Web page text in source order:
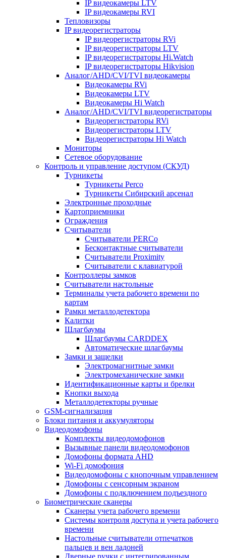
IP видеокамеры LTV
IP видеокамеры RVI
Тепловизоры
IP видеорегистраторы
IP видеорегистраторы RVi
IP видеорегистраторы LTV
IP видеорегистраторы Hi.Watch
IP видеорегистраторы Hikvision
Аналог/AHD/CVI/TVI видеокамеры
Видеокамеры RVi
Видеокамеры LTV
Видеокамеры Hi Watch
Аналог/AHD/CVI/TVI видеорегистраторы
Видеорегистраторы RVi
Видеорегистраторы LTV
Видеорегистраторы Hi Watch
Мониторы
Сетевое оборудование
Контроль и управление доступом (СКУД)
Турникеты
Турникеты Perco
Турникеты Сибирский арсенал
Электронные проходные
Картоприемники
Ограждения
Считыватели
Считыватели PERCo
Бесконтактные считыватели
Считыватели Proximity
Считыватели с клавиатурой
Контроллеры замков
Считыватели настольные
Терминалы учета рабочего времени по
картам
Рамки металлодетектора
Калитки
Шлагбаумы
Шлагбаумы CARDDEX
Автоматические шлагбаумы
Замки и защелки
Электромагнитные замки
Электромеханические замки
Идентификационные карты и брелки
Кнопки выхода
Металлодетекторы ручные
GSM-сигнализация
Блоки питания и аккумуляторы
Видеодомофоны
Комплекты видеодомофонов
Вызывные панели видеодомофонов
Домофоны формата AHD
Wi-Fi домофония
Видеодомофоны с кнопочным управлением
Домофоны с сенсорным экраном
Домофоны с подключением подъездного
Биометрические сканеры
Сканеры учета рабочего времени
Системы контроля доступа и учета рабочего
времени
Настольные считыватели отпечатков
пальцев и вен ладоней
Дверные ручки с интегрированным